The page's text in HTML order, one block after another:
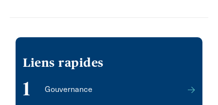
Liens rapides
1 Gouvernance